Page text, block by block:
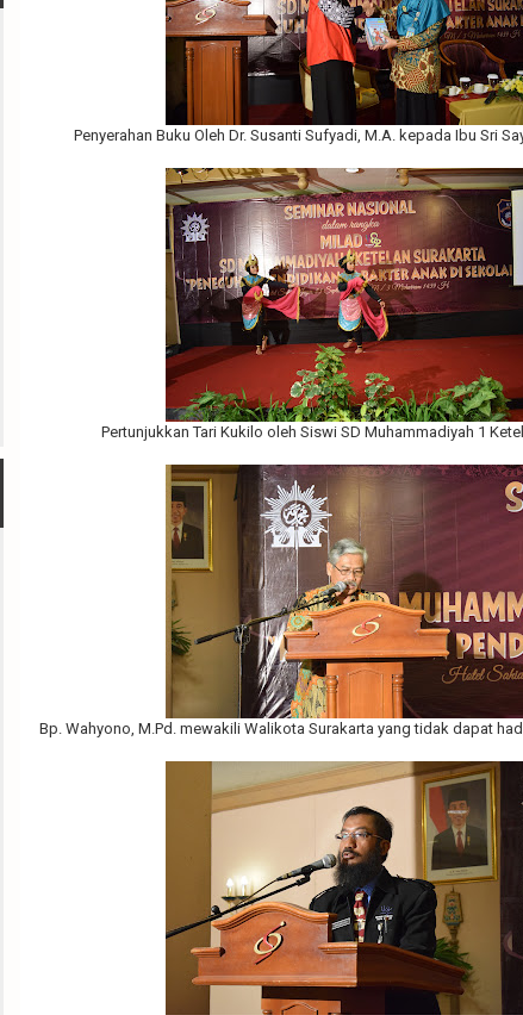
Penyerahan Buku Oleh Dr. Susanti Sufyadi, M.A. kepada Ibu Sri
Pertunjukkan Tari Kukilo oleh Siswi SD Muhammadiyah 1
Bp. Wahyono, M.Pd. mewakili Walikota Surakarta yang tidak dapat